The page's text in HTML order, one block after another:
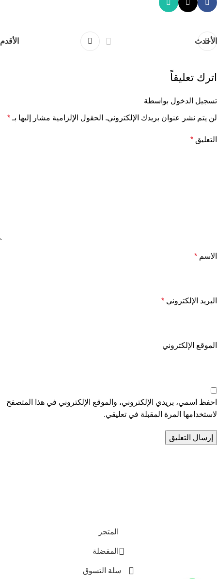
الأحدث الأقدم
اترك تعليقاً
تسجيل الدخول بواسطة
لن يتم نشر عنوان بريدك الإلكتروني. الحقول الإلزامية مشار إليها بـ *
التعليق *
الاسم *
البريد الإلكتروني *
الموقع الإلكتروني
احفظ اسمي، بريدي الإلكتروني، والموقع الإلكتروني في هذا المتصفح
لاستخدامها المرة المقبلة في تعليقي.
المتجر
المفضلة
سلة التسوق